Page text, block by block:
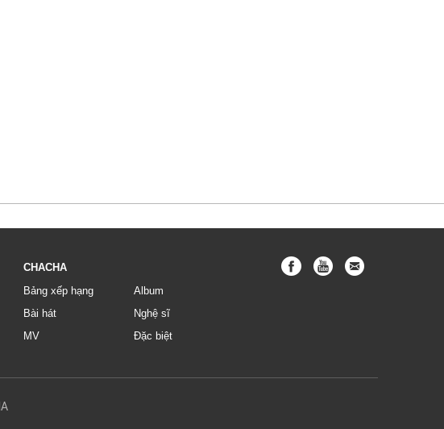
CHACHA
Bảng xếp hạng
Bài hát
MV
Album
Nghệ sĩ
Đặc biệt